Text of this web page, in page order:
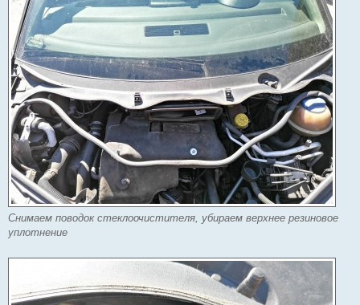
Снимаем поводок стеклоочистителя, убираем верхнее резиновое
уплотнение